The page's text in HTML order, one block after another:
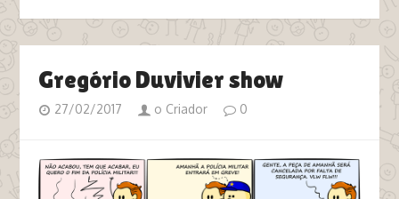
Gregório Duvivier show
27/02/2017 o Criador 0